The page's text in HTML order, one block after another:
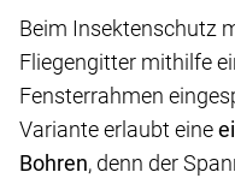
Beim Insektenschutz
Fliegengitter mithilfe
Fensterrahmen
Variante erlaubt eine
Bohren, denn der